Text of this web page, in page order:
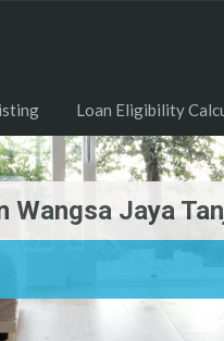
Loan Eligibility
Wangsa Jaya